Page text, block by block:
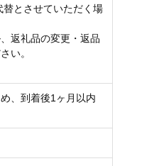
とさせていただく場
返礼品の変更・返品
い。
、到着後1ヶ月以内